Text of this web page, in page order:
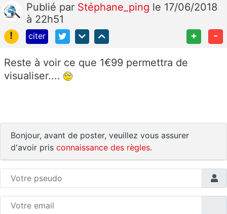
Publié par Stéphane_ping le 17/06/2018
à 22h51
!
citer + -
Reste à voir ce que 1€99 permettra de
visualiser....
Bonjour, avant de poster, veuillez vous assurer
d'avoir pris connaissance des règles.